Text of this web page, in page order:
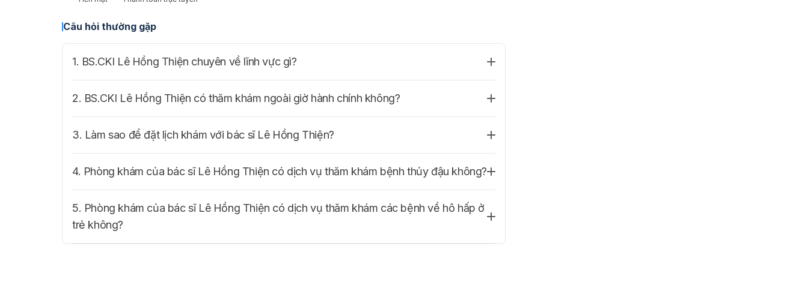
Câu hỏi thường gặp
1. BS.CKI Lê Hồng Thiện chuyên về lĩnh vực gì?
2. BS.CKI Lê Hồng Thiện có thăm khám ngoài giờ hành chính không?
3. Làm sao để đặt lịch khám với bác sĩ Lê Hồng Thiện?
4. Phòng khám của bác sĩ Lê Hồng Thiện có dịch vụ thăm khám bệnh thủy đậu không?
5. Phòng khám của bác sĩ Lê Hồng Thiện có dịch vụ thăm khám các bệnh về hô hấp ở
trẻ không?